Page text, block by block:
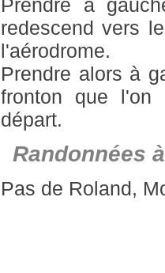
redescend vers
l'aérodrome.
Prendre alors à
fronton que l'on
départ.
Randonnées
Pas de Roland,